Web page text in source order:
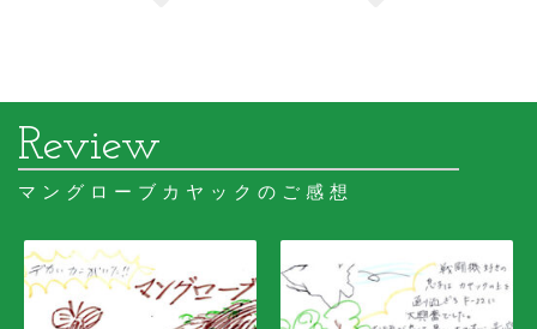
マングローブカヤックのご感想